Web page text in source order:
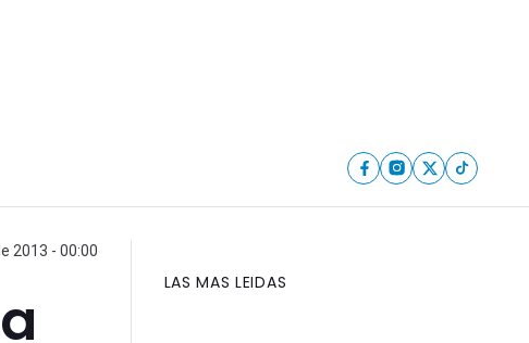
2013 - 00:00
LAS MAS LEIDAS